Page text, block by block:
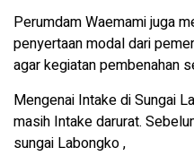
Perumdam Waemami juga
penyertaan modal dari
agar kegiatan pembenahan
Mengenai Intake di Sungai
masih Intake darurat.
sungai Labongko ,